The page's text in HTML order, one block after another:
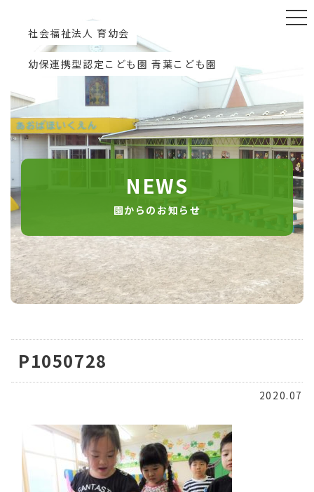
社会福祉法人 育幼会
幼保連携型認定こども園 青葉こども園
NEWS
園からのお知らせ
P1050728
2020.07